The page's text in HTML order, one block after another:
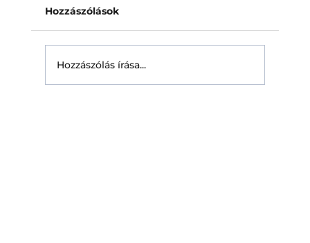
A napelem biztosítás mára szinte magától
azonban csak a káreseménynél merül fel:
Hozzászólások
Hozzászólás írása...